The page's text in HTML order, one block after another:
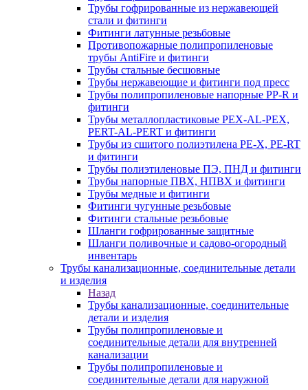
Трубы гофрированные из нержавеющей
стали и фитинги
Фитинги латунные резьбовые
Противопожарные полипропиленовые
трубы AntiFire и фитинги
Трубы стальные бесшовные
Трубы нержавеющие и фитинги под пресс
Трубы полипропиленовые напорные PP-R и
фитинги
Трубы металлопластиковые PEX-AL-PEX,
PERT-AL-PERT и фитинги
Трубы из сшитого полиэтилена PE-X, PE-RT
и фитинги
Трубы полиэтиленовые ПЭ, ПНД и фитинги
Трубы напорные ПВХ, НПВХ и фитинги
Трубы медные и фитинги
Фитинги чугунные резьбовые
Фитинги стальные резьбовые
Шланги гофрированные защитные
Шланги поливочные и садово-огородный
инвентарь
Трубы канализационные, соединительные детали
и изделия
Назад
Трубы канализационные, соединительные
детали и изделия
Трубы полипропиленовые и
соединительные детали для внутренней
канализации
Трубы полипропиленовые и
соединительные детали для наружной